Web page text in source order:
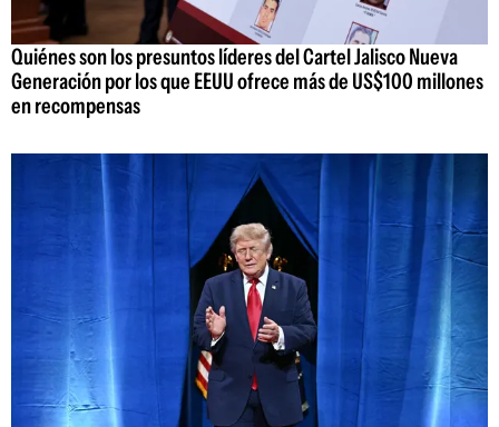
Quiénes son los presuntos líderes del Cartel Jalisco Nueva
Generación por los que EEUU ofrece más de US$100 millones
en recompensas